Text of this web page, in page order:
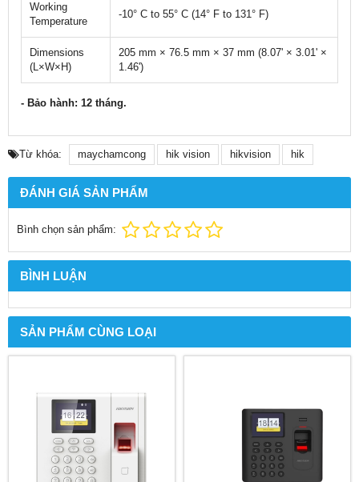
Working
Temperature
-10° C to 55° C (14° F to 131° F)
Dimensions
(L×W×H)
205 mm × 76.5 mm × 37 mm (8.07' × 3.01' ×
1.46')
- Bảo hành: 12 tháng.
Từ khóa: maychamcong hik vision hikvision hik
ĐÁNH GIÁ SẢN PHẨM
Bình chọn sản phẩm:
BÌNH LUẬN
SẢN PHẨM CÙNG LOẠI